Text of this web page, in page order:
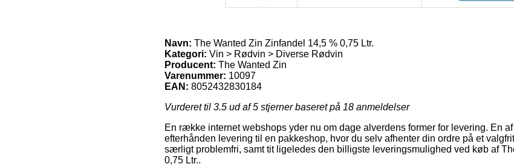
Navn: The Wanted Zin Zinfandel 14,5 % 0,75 Ltr.
Kategori: Vin > Rødvin > Diverse Rødvin
Producent: The Wanted Zin
Varenummer: 10097
EAN: 8052432830184
Vurderet til 3.5 ud af 5 stjerner baseret på 18 anmeldelser
En række internet webshops yder nu om dage alverdens former for levering. En
efterhånden levering til en pakkeshop, hvor du selv afhenter din ordre på et
særligt problemfri, samt tit ligeledes den billigste leveringsmulighed ved køb af
0,75 Ltr..